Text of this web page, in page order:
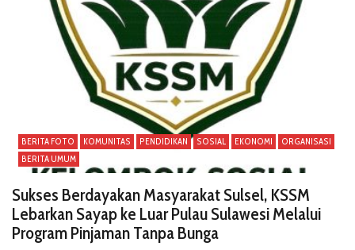
BERITA FOTO KOMUNITAS PENDIDIKAN SOSIAL EKONOMI
ORGANISASI
BERITA UMUM
Sukses Berdayakan Masyarakat Sulsel, KSSM
Lebarkan Sayap ke Luar Pulau Sulawesi Melalui
Program Pinjaman Tanpa Bunga